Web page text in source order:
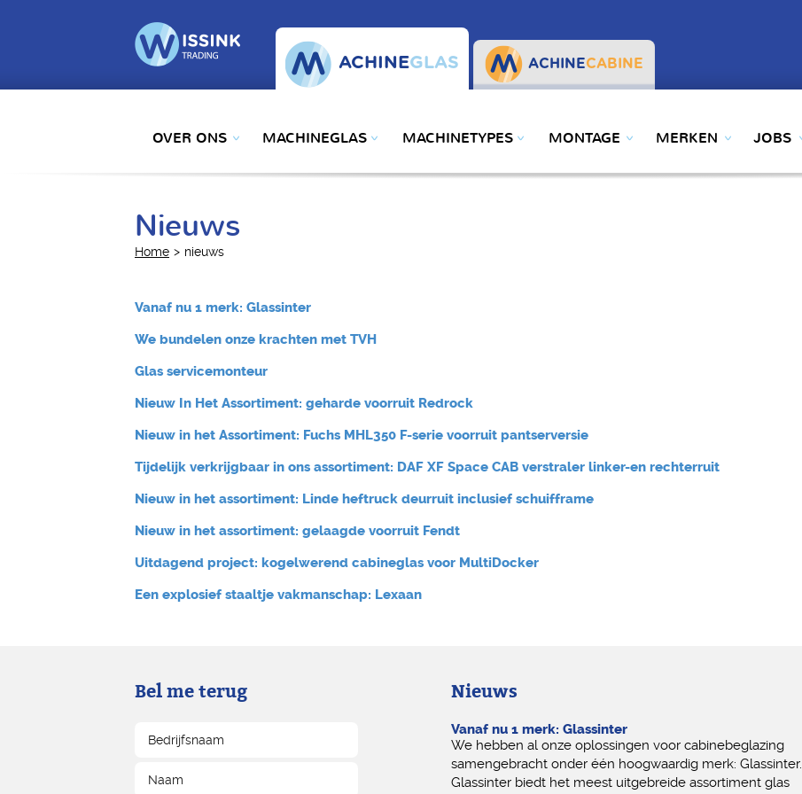
ACHINEGLAS ACHINECABINE
OVER ONS MACHINEGLAS MACHINETYPES MONTAGE MERKEN JOBS
Nieuws
Home nieuws
Vanaf nu 1 merk: Glassinter
We bundelen onze krachten met TVH
Glas servicemonteur
Nieuw In Het Assortiment: geharde voorruit Redrock
Nieuw in het Assortiment: Fuchs MHL350 F-serie voorruit pantserversie
Tijdelijk verkrijgbaar in ons assortiment: DAF XF Space CAB verstraler linker-en rechterruit
Nieuw in het assortiment: Linde heftruck deurruit inclusief schuifframe
Nieuw in het assortiment: gelaagde voorruit Fendt
Uitdagend project: kogelwerend cabineglas voor MultiDocker
Een explosief staaltje vakmanschap: Lexaan
Bel me terug Nieuws
Vanaf nu 1 merk: Glassinter
We hebben al onze oplossingen voor cabinebeglazing
samengebracht onder één hoogwaardig merk: Glassinter.
Glassinter biedt het meest uitgebreide assortiment glas